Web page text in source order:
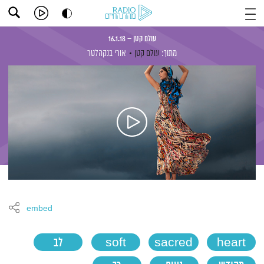
עולם קטן – 16.1.18
מתוך: עולם קטן אורי בנקהלטר
heart
sacred
soft
לב
embed